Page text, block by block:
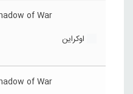
اوکراین
of War
of War